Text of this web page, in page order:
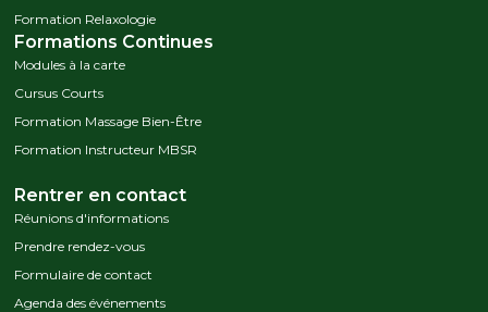
Formation Relaxologie
Formations Continues
Modules à la carte
Cursus Courts
Formation Massage Bien-Être
Formation Instructeur MBSR
Rentrer en contact
Réunions d'informations
Prendre rendez-vous
Formulaire de contact
Agenda des événements